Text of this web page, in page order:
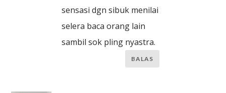
sensasi dgn sibuk menilai
selera baca orang lain
sambil sok pling nyastra.
BALAS